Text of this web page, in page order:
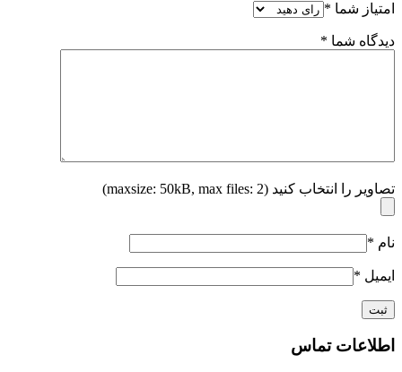
امتیاز شما *
دیدگاه شما *
تصاویر را انتخاب کنید (maxsize: 50kB, max files: 2)
نام *
ایمیل *
اطلاعات تماس